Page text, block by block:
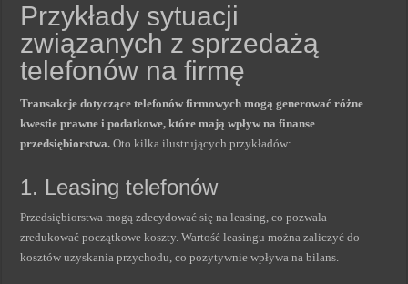
Przykłady sytuacji
związanych z sprzedażą
telefonów na firmę
Transakcje dotyczące telefonów firmowych mogą generować różne
kwestie prawne i podatkowe, które mają wpływ na finanse
przedsiębiorstwa. Oto kilka ilustrujących przykładów:
1. Leasing telefonów
Przedsiębiorstwa mogą zdecydować się na leasing, co pozwala
zredukować początkowe koszty. Wartość leasingu można zaliczyć do
kosztów uzyskania przychodu, co pozytywnie wpływa na bilans.